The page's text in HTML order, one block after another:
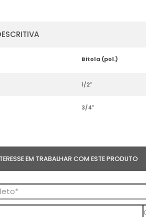
Bitola (pol.)
1/2"
3/4"
EM TRABALHAR COM ESTE PRODUTO